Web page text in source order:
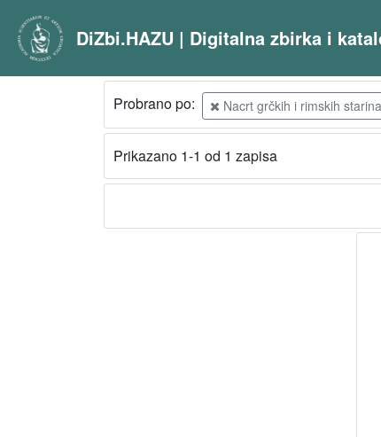
DiZbi.HAZU | Digitalna zbirka i
Probrano po: Nacrt grčkih i rimskih
Prikazano 1-1 od 1 zapisa